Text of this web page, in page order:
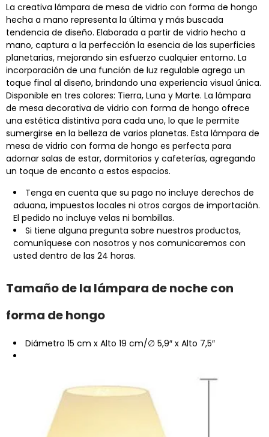
La creativa lámpara de mesa de vidrio con forma de hongo
hecha a mano representa la última y más buscada
tendencia de diseño. Elaborada a partir de vidrio hecho a
mano, captura a la perfección la esencia de las superficies
planetarias, mejorando sin esfuerzo cualquier entorno. La
incorporación de una función de luz regulable agrega un
toque final al diseño, brindando una experiencia visual única.
Disponible en tres colores: Tierra, Luna y Marte. La lámpara
de mesa decorativa de vidrio con forma de hongo ofrece
una estética distintiva para cada uno, lo que le permite
sumergirse en la belleza de varios planetas. Esta lámpara de
mesa de vidrio con forma de hongo es perfecta para
adornar salas de estar, dormitorios y cafeterías, agregando
un toque de encanto a estos espacios.
Tenga en cuenta que su pago no incluye derechos de
aduana, impuestos locales ni otros cargos de importación.
El pedido no incluye velas ni bombillas.
Si tiene alguna pregunta sobre nuestros productos,
comuníquese con nosotros y nos comunicaremos con
usted dentro de las 24 horas.
Tamaño de la lámpara de noche con
forma de hongo
Diámetro 15 cm x Alto 19 cm/∅ 5,9″ x Alto 7,5″